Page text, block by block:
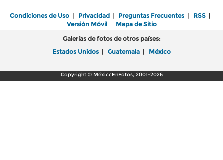
Condiciones de Uso | Privacidad | Preguntas Frecuentes | RSS |
Versión Móvil| Mapa de Sitio
Galerías de fotos de otros países:
Estados Unidos | Guatemala | México
Copyright © MéxicoEnFotos, 2001-2026